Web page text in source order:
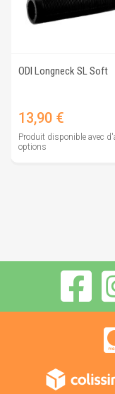
ODI Longneck SL Soft
Prix
13,90 €
Produit disponible avec
options